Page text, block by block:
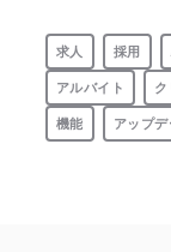
求人 採用
アルバイト
機能 アップデ